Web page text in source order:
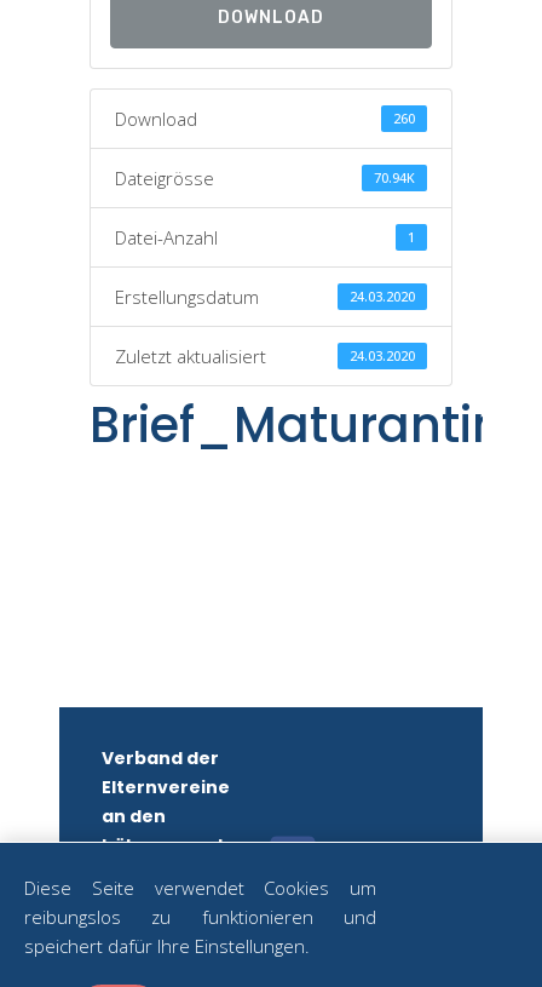
DOWNLOAD
Download 260
Dateigrösse 70.94K
Datei-Anzahl 1
Erstellungsdatum 24.03.2020
Zuletzt aktualisiert 24.03.2020
Verband der
Elternvereine
an den
höheren und
Diese Seite verwendet Cookies um
reibungslos zu funktionieren und
speichert dafür Ihre Einstellungen.